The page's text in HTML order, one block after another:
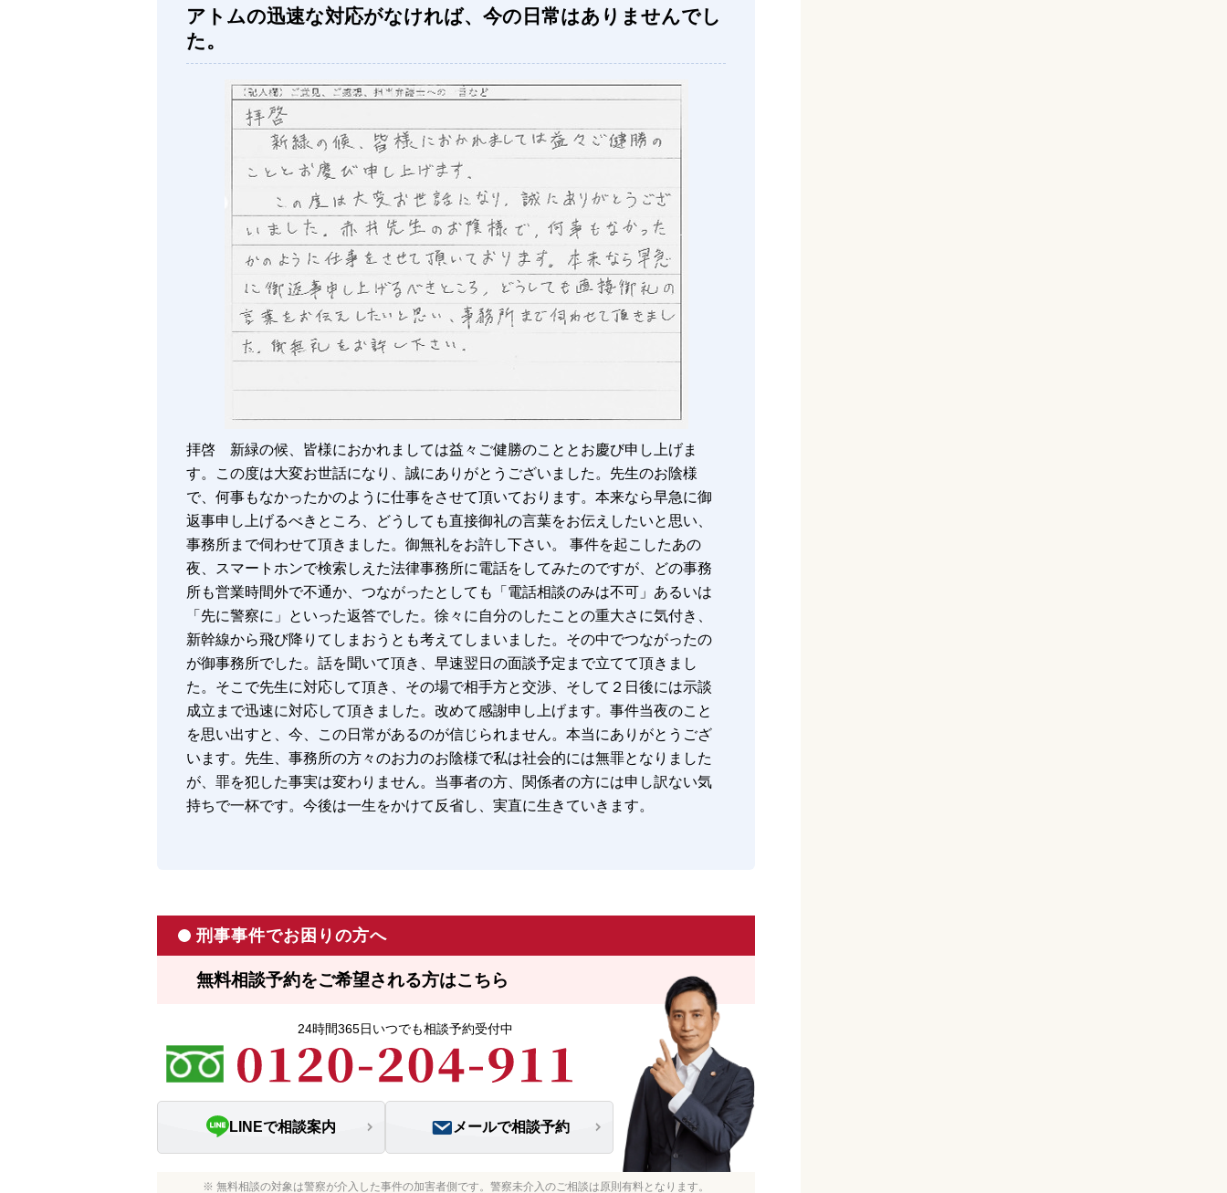
アトムの迅速な対応がなければ、今の日常はありませんでし
た。
拝啓 新緑の候、皆様におかれましては益々ご健勝のこととお慶び申し上げま
す。この度は大変お世話になり、誠にありがとうございました。先生のお陰様
で、何事もなかったかのように仕事をさせて頂いております。本来なら早急に御
返事申し上げるべきところ、どうしても直接御礼の言葉をお伝えしたいと思い、
事務所まで伺わせて頂きました。御無礼をお許し下さい。 事件を起こしたあの
夜、スマートホンで検索しえた法律事務所に電話をしてみたのですが、どの事務
所も営業時間外で不通か、つながったとしても「電話相談のみは不可」あるいは
「先に警察に」といった返答でした。徐々に自分のしたことの重大さに気付き、
新幹線から飛び降りてしまおうとも考えてしまいました。その中でつながったの
が御事務所でした。話を聞いて頂き、早速翌日の面談予定まで立てて頂きまし
た。そこで先生に対応して頂き、その場で相手方と交渉、そして２日後には示談
成立まで迅速に対応して頂きました。改めて感謝申し上げます。事件当夜のこと
を思い出すと、今、この日常があるのが信じられません。本当にありがとうござ
います。先生、事務所の方々のお力のお陰様で私は社会的には無罪となりました
が、罪を犯した事実は変わりません。当事者の方、関係者の方には申し訳ない気
持ちで一杯です。今後は一生をかけて反省し、実直に生きていきます。
刑事事件でお困りの方へ
無料相談予約をご希望される方はこちら
24時間365日いつでも相談予約受付中
LINEで相談案内 メールで相談予約
※ 無料相談の対象は警察が介入した事件の加害者側です。警察未介入のご相談は原則有料となります。